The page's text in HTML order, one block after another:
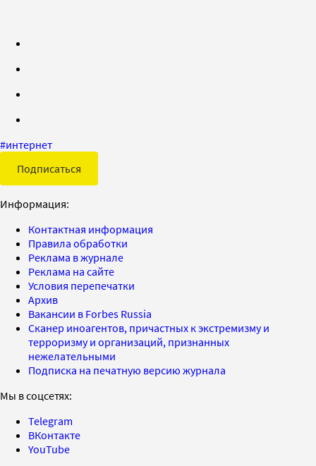
#интернет
Подписаться
Информация:
Контактная информация
Правила обработки
Реклама в журнале
Реклама на сайте
Условия перепечатки
Архив
Вакансии в Forbes Russia
Сканер иноагентов, причастных к экстремизму и
терроризму и организаций, признанных
нежелательными
Подписка на печатную версию журнала
Мы в соцсетях:
Telegram
ВКонтакте
YouTube